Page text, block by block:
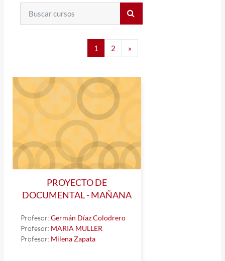
1 Página 1
2Página 2
»Siguiente página
PROYECTO DE
DOCUMENTAL - MAÑANA
Profesor:Germán Díaz Colodrero
Profesor: MARIA MULLER
Profesor: Milena Zapata